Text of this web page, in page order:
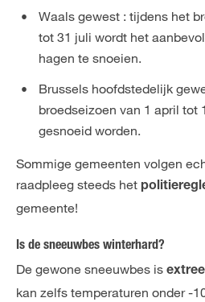
Waals gewest : tijdens het
tot 31 juli wordt het
hagen te snoeien.
Brussels hoofdstedelijk
broedseizoen van 1 april tot
gesnoeid worden.
Sommige gemeenten volgen
raadpleeg steeds het
gemeente!
Is de sneeuwbes winterhard?
De gewone sneeuwbes is
kan zelfs temperaturen onder -